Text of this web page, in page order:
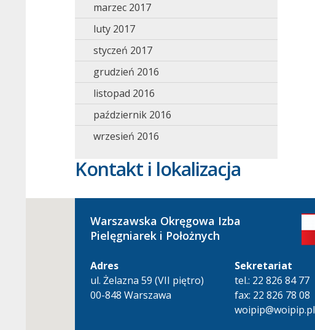
marzec 2017
luty 2017
styczeń 2017
grudzień 2016
listopad 2016
październik 2016
wrzesień 2016
Kontakt i lokalizacja
Warszawska Okręgowa Izba
Pielęgniarek i Położnych
Adres
ul. Żelazna 59 (VII piętro)
00-848 Warszawa
Sekretariat
tel.: 22 826 84 77
fax: 22 826 78 08
woipip@woipip.pl